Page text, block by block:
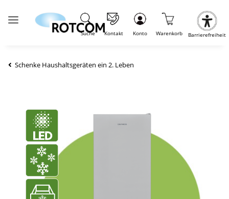
Suche Kontakt Konto Warenkorb Barrierefreiheit
Schenke Haushaltsgeräten ein 2. Leben